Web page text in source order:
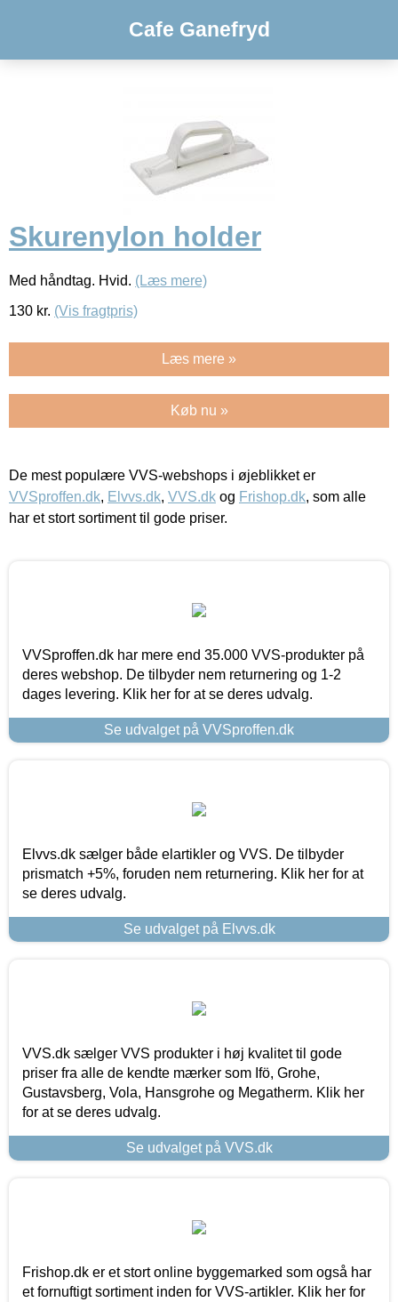
Cafe Ganefryd
Skurenylon holder
Med håndtag. Hvid. (Læs mere)
130 kr. (Vis fragtpris)
Læs mere »
Køb nu »
De mest populære VVS-webshops i øjeblikket er
VVSproffen.dk, Elvvs.dk, VVS.dk og Frishop.dk, som alle
har et stort sortiment til gode priser.
VVSproffen.dk har mere end 35.000 VVS-produkter på
deres webshop. De tilbyder nem returnering og 1-2
dages levering. Klik her for at se deres udvalg.
Se udvalget på VVSproffen.dk
Elvvs.dk sælger både elartikler og VVS. De tilbyder
prismatch +5%, foruden nem returnering. Klik her for at
se deres udvalg.
Se udvalget på Elvvs.dk
VVS.dk sælger VVS produkter i høj kvalitet til gode
priser fra alle de kendte mærker som Ifö, Grohe,
Gustavsberg, Vola, Hansgrohe og Megatherm. Klik her
for at se deres udvalg.
Se udvalget på VVS.dk
Frishop.dk er et stort online byggemarked som også har
et fornuftigt sortiment inden for VVS-artikler. Klik her for